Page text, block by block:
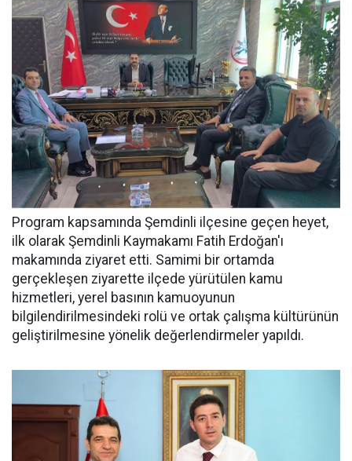
Program kapsamında Şemdinli ilçesine geçen heyet,
ilk olarak Şemdinli Kaymakamı Fatih Erdoğan'ı
makamında ziyaret etti. Samimi bir ortamda
gerçekleşen ziyarette ilçede yürütülen kamu
hizmetleri, yerel basının kamuoyunun
bilgilendirilmesindeki rolü ve ortak çalışma kültürünün
geliştirilmesine yönelik değerlendirmeler yapıldı.